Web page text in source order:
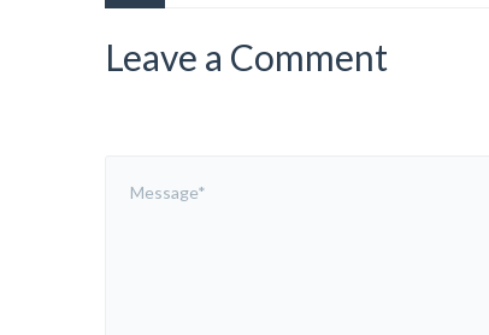
Leave a Comment